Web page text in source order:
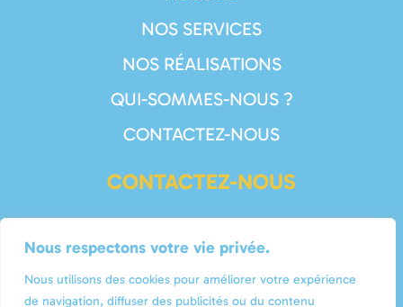
Nous respectons votre vie privée.
Nous utilisons des cookies pour améliorer votre expérience
de navigation, diffuser des publicités ou du contenu
NOS SERVICES
NOS RÉALISATIONS
QUI-SOMMES-NOUS ?
CONTACTEZ-NOUS
CONTACTEZ-NOUS
contact@damia-energies.fr
Synergie Damianich